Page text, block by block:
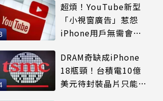
超煩！YouTube新型
「小視窗廣告」惹怨
iPhone用戶無需會員
DRAM奇缺成iPhone
18瓶頸！台積電10億
美元待封裝晶片只能枯